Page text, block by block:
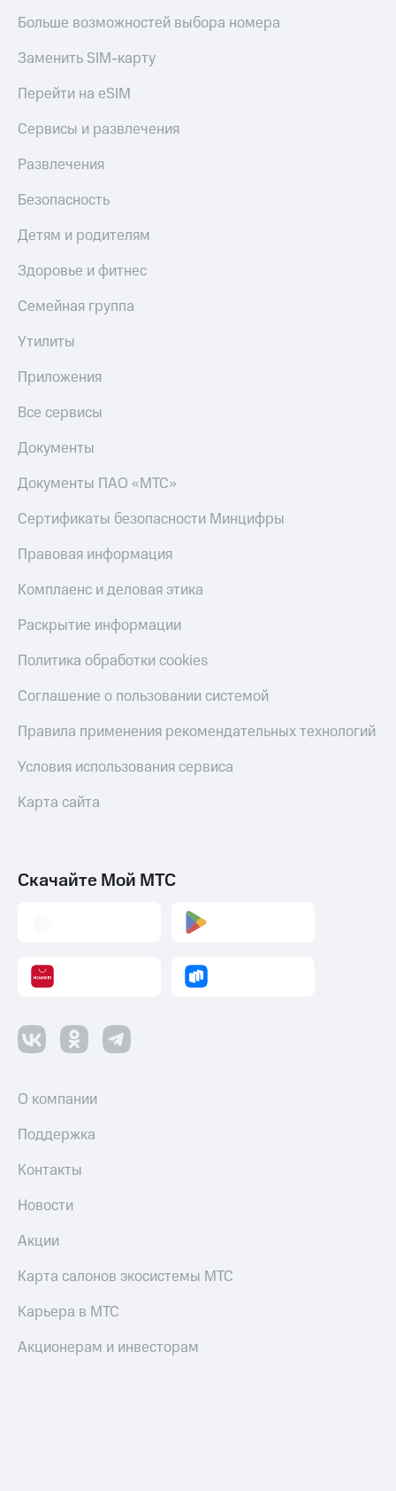
Больше возможностей выбора номера
Заменить SIM-карту
Перейти на eSIM
Сервисы и развлечения
Развлечения
Безопасность
Детям и родителям
Здоровье и фитнес
Семейная группа
Утилиты
Приложения
Все сервисы
Документы
Документы ПАО «МТС»
Сертификаты безопасности Минцифры
Правовая информация
Комплаенс и деловая этика
Раскрытие информации
Политика обработки cookies
Соглашение о пользовании системой
Правила применения рекомендательных технологий
Условия использования сервиса
Карта сайта
Скачайте Мой МТС
О компании
Поддержка
Контакты
Новости
Акции
Карта салонов экосистемы МТС
Карьера в МТС
Акционерам и инвесторам